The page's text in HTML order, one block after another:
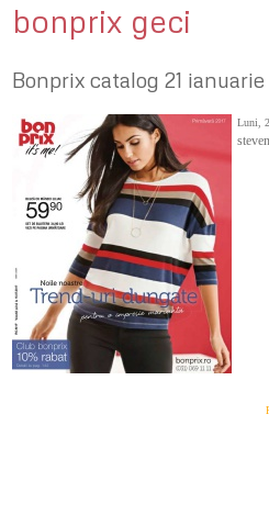
bonprix geci
Bonprix catalog 21 ianuarie
Luni,
steven